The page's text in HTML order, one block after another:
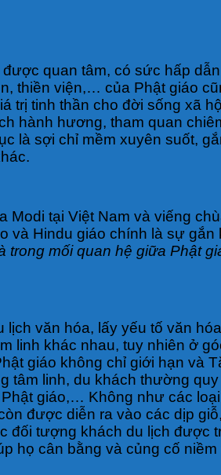
quan tâm, có sức hấp
thiền viện,… của Phật giáo
trị tinh thần cho đời sống xã
hành hương, tham quan
là sợi chỉ mềm xuyên suốt,
tại Việt Nam và viếng
Hindu giáo chính là sự gắn
mối quan hệ giữa Phật
văn hóa, lấy yếu tố văn
khác nhau, tuy nhiên ở
giáo không chỉ giới hạn và
linh, du khách thường
giáo,… Không như các
được diễn ra vào các dịp
tượng khách du lịch được
họ cân bằng và củng cố